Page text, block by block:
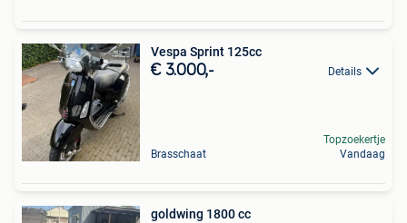
Vespa Sprint 125cc
€ 3.000,- Details
Brasschaat
Topzoekertje
Vandaag
goldwing 1800 cc